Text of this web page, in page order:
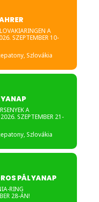
A
SZEPTEMBER 10-
Szlovákia
A
SZEPTEMBER 21-
Szlovákia
PÁLYANAP
RING
28-ÁN!